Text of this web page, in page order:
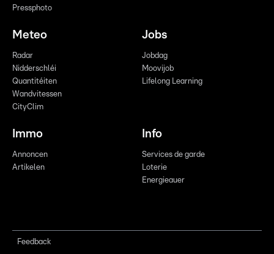
Pressphoto
Meteo
Radar
Nidderschléi
Quantitéiten
Wandvitessen
CityClim
Jobs
Jobdag
Moovijob
Lifelong Learning
Immo
Annoncen
Artikelen
Info
Services de garde
Loterie
Energieauer
Feedback